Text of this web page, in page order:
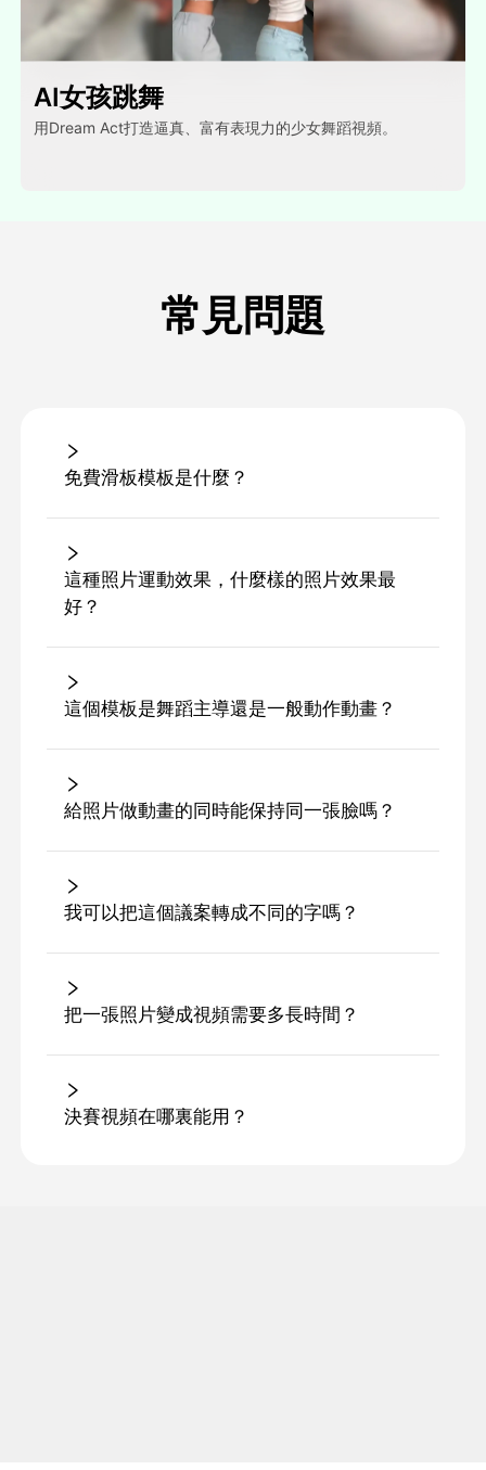
AI女孩跳舞
用Dream Act打造逼真、富有表現力的少女舞蹈視頻。
常見問題
免費滑板模板是什麼？
這種照片運動效果，什麼樣的照片效果最
好？
這個模板是舞蹈主導還是一般動作動畫？
給照片做動畫的同時能保持同一張臉嗎？
我可以把這個議案轉成不同的字嗎？
把一張照片變成視頻需要多長時間？
決賽視頻在哪裏能用？